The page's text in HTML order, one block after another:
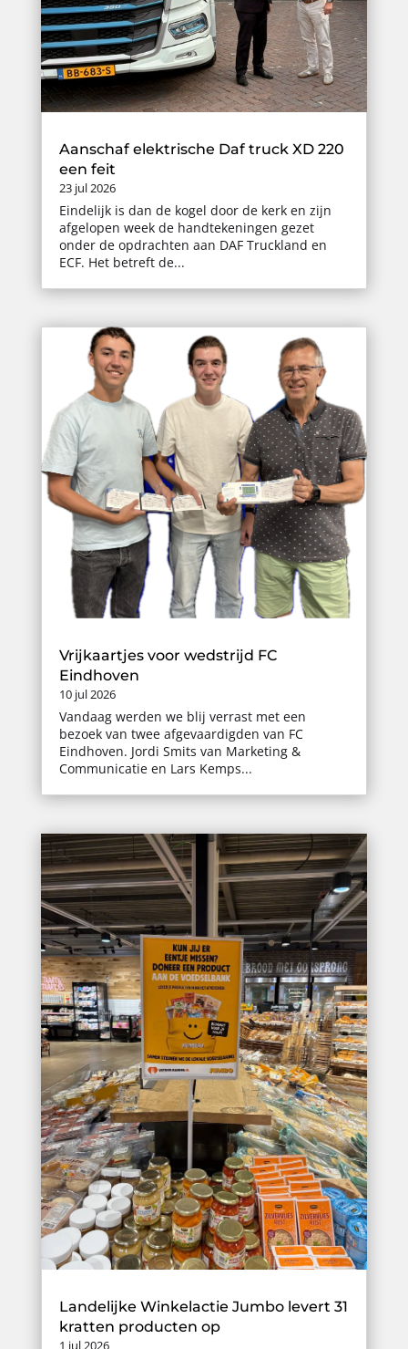
Aanschaf elektrische Daf truck XD 220
een feit
23 jul 2026
Eindelijk is dan de kogel door de kerk en zijn
afgelopen week de handtekeningen gezet
onder de opdrachten aan DAF Truckland en
ECF. Het betreft de...
Vrijkaartjes voor wedstrijd FC
Eindhoven
10 jul 2026
Vandaag werden we blij verrast met een
bezoek van twee afgevaardigden van FC
Eindhoven. Jordi Smits van Marketing &
Communicatie en Lars Kemps...
Landelijke Winkelactie Jumbo levert 31
kratten producten op
1 jul 2026